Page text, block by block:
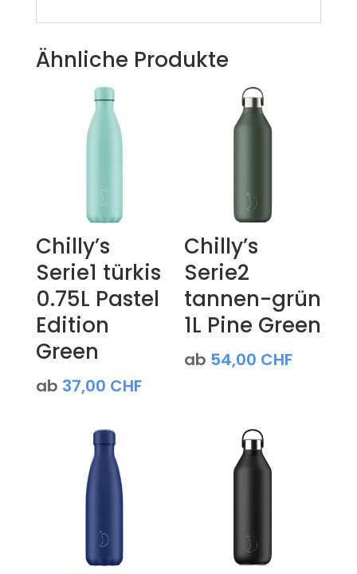
Ähnliche Produkte
Chilly’s
Serie1 türkis
0.75L Pastel
Edition
Green
ab 37,00 CHF
Chilly’s
Serie2
tannen-grün
1L Pine Green
ab 54,00 CHF